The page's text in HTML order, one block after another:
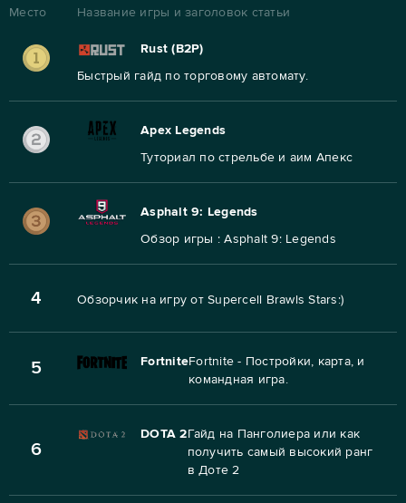
Место Название игры и заголовок статьи
Rust (B2P)
Быстрый гайд по торговому автомату.
Apex Legends
Туториал по стрельбе и аим Апекс
Asphalt 9: Legends
Обзор игры : Asphalt 9: Legends
4 Обзорчик на игру от Supercell Brawls Stars:)
5 FortniteFortnite - Постройки, карта, и
командная игра.
6
DOTA 2Гайд на Панголиера или как
получить самый высокий ранг
в Доте 2